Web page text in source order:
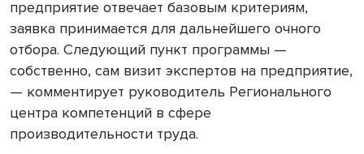
предприятие отвечает базовым критериям,
заявка принимается для дальнейшего очного
отбора. Следующий пункт программы —
собственно, сам визит экспертов на предприятие,
— комментирует руководитель Регионального
центра компетенций в сфере
производительности труда.